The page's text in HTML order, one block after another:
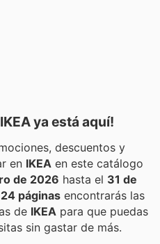
IKEAya está aquí!
descuentos y
en IKEA en este catálogo
de 2026 hasta el 31 de
24 páginas encontrarás las
de IKEA para que puedas
sin gastar de más.